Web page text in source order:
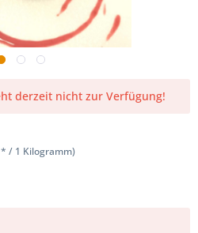
derzeit nicht zur Verfügung!
/ 1 Kilogramm)